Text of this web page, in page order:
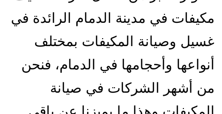
مكيفات في مدينة الدمام الرائدة في
غسيل وصيانة المكيفات بمختلف
أنواعها وأحجامها في الدمام، فنحن
من أشهر الشركات في صيانة